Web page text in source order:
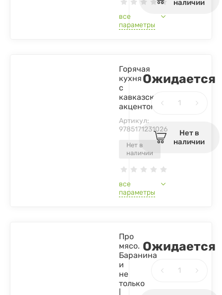
все
параметры
наличии
Нет в
наличии
Горячая
кухня
с
кавказским
акцентом
Артикул:
9785171231026
все
параметры
Ожидается
Нет в
наличии
Про
мясо.
Баранина
и
не
только
Ожидается